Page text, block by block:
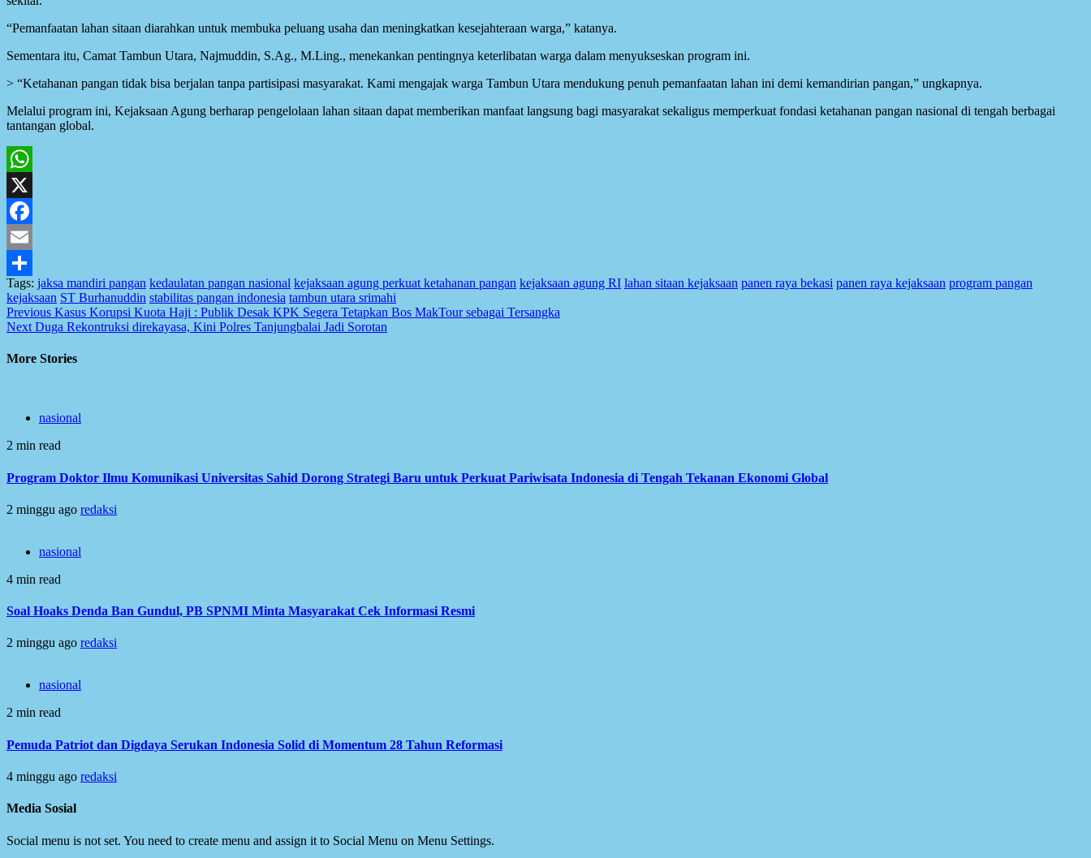
“Pemanfaatan lahan sitaan diarahkan untuk membuka peluang usaha dan meningkatkan kesejahteraan warga,” katanya.
Sementara itu, Camat Tambun Utara, Najmuddin, S.Ag., M.Ling., menekankan pentingnya keterlibatan warga dalam menyukseskan program ini.
> “Ketahanan pangan tidak bisa berjalan tanpa partisipasi masyarakat. Kami mengajak warga Tambun Utara mendukung penuh pemanfaatan lahan ini demi kemandirian pangan,” ungkapnya.
Melalui program ini, Kejaksaan Agung berharap pengelolaan lahan sitaan dapat memberikan manfaat langsung bagi masyarakat sekaligus memperkuat fondasi ketahanan pangan nasional di tengah berbagai
tantangan global.
WhatsApp
X
Facebook
Email
Share
Tags: jaksa mandiri pangan kedaulatan pangan nasional kejaksaan agung perkuat ketahanan pangan kejaksaan agung RI lahan sitaan kejaksaan panen raya bekasi panen raya kejaksaan program pangan
kejaksaan ST Burhanuddin stabilitas pangan indonesia tambun utara srimahi
Post
navigation
Previous Kasus Korupsi Kuota Haji : Publik Desak KPK Segera Tetapkan Bos MakTour sebagai Tersangka
Next Duga Rekontruksi direkayasa, Kini Polres Tanjungbalai Jadi Sorotan
More Stories
nasional
2 min read
Program Doktor Ilmu Komunikasi Universitas Sahid Dorong Strategi Baru untuk Perkuat Pariwisata Indonesia di Tengah Tekanan Ekonomi Global
2 minggu ago redaksi
nasional
4 min read
Soal Hoaks Denda Ban Gundul, PB SPNMI Minta Masyarakat Cek Informasi Resmi
2 minggu ago redaksi
nasional
2 min read
Pemuda Patriot dan Digdaya Serukan Indonesia Solid di Momentum 28 Tahun Reformasi
4 minggu ago redaksi
Media Sosial
Social menu is not set. You need to create menu and assign it to Social Menu on Menu Settings.